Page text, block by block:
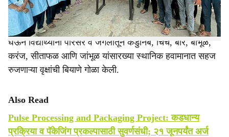
जागतिक तापमानवाढआणि पर्यावरणाचा होत असलेला ऱ्हास लक्षात
घेऊन विद्यार्थ्यांनी परिसर व जंगलातून कडुनिंब, चिंच, बोर, बाभूळ,
करंज, सीताफळ आणि जांभूळ यांसारख्या स्थानिक हवामानात सहज
रुजणाऱ्या वृक्षांची बियाणे गोळा केली.
Also Read
Pulse Processing and Packaging Project: कडधान्य
प्रक्रिया व पॅकेजिंग प्रकल्पासाठी सुवर्णसंधी; २१ जूनपर्यंत अर्ज